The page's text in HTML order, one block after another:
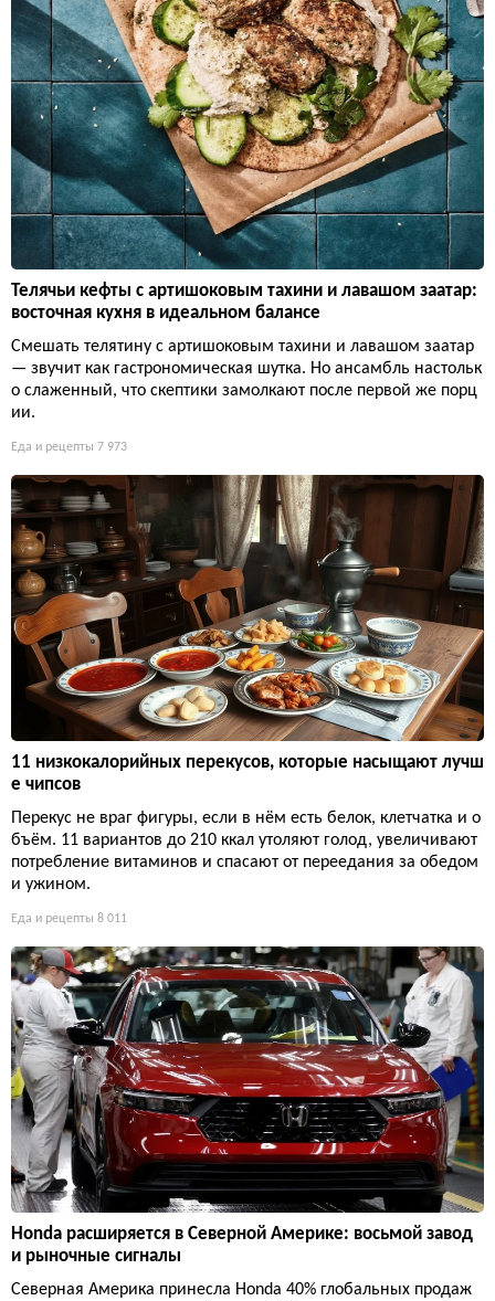
Телячьи кефты с артишоковым тахини и лавашом заатар:
восточная кухня в идеальном балансе
Смешать телятину с артишоковым тахини и лавашом заатар
— звучит как гастрономическая шутка. Но ансамбль настольк
о слаженный, что скептики замолкают после первой же порц
ии.
Еда и рецепты 7 973
11 низкокалорийных перекусов, которые насыщают лучш
е чипсов
Перекус не враг фигуры, если в нём есть белок, клетчатка и о
бъём. 11 вариантов до 210 ккал утоляют голод, увеличивают
потребление витаминов и спасают от переедания за обедом
и ужином.
Еда и рецепты 8 011
Honda расширяется в Северной Америке: восьмой завод
и рыночные сигналы
Северная Америка принесла Honda 40% глобальных продаж